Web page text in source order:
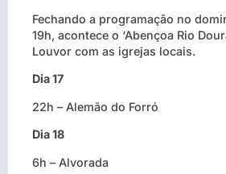
Fechando a programação no
19h, acontece o ‘Abençoa Rio
Louvor com as igrejas locais.
Dia 17
22h – Alemão do Forró
Dia 18
6h – Alvorada